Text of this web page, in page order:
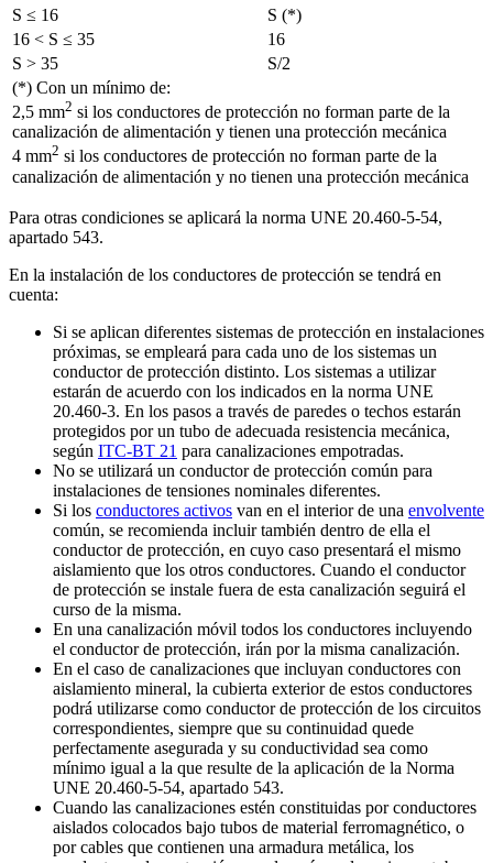
S ≤ 16
S (*)
16 < S ≤ 35
16
S > 35
S/2
(*) Con un mínimo de:
2,5 mm2 si los conductores de protección no forman parte de la
canalización de alimentación y tienen una protección mecánica
4 mm2 si los conductores de protección no forman parte de la
canalización de alimentación y no tienen una protección mecánica
Para otras condiciones se aplicará la norma UNE 20.460-5-54,
apartado 543.
En la instalación de los conductores de protección se tendrá en
cuenta:
Si se aplican diferentes sistemas de protección en instalaciones
próximas, se empleará para cada uno de los sistemas un
conductor de protección distinto. Los sistemas a utilizar
estarán de acuerdo con los indicados en la norma UNE
20.460-3. En los pasos a través de paredes o techos estarán
protegidos por un tubo de adecuada resistencia mecánica,
según ITC-BT 21 para canalizaciones empotradas.
No se utilizará un conductor de protección común para
instalaciones de tensiones nominales diferentes.
Si los conductores activos van en el interior de una envolvente
común, se recomienda incluir también dentro de ella el
conductor de protección, en cuyo caso presentará el mismo
aislamiento que los otros conductores. Cuando el conductor
de protección se instale fuera de esta canalización seguirá el
curso de la misma.
En una canalización móvil todos los conductores incluyendo
el conductor de protección, irán por la misma canalización.
En el caso de canalizaciones que incluyan conductores con
aislamiento mineral, la cubierta exterior de estos conductores
podrá utilizarse como conductor de protección de los circuitos
correspondientes, siempre que su continuidad quede
perfectamente asegurada y su conductividad sea como
mínimo igual a la que resulte de la aplicación de la Norma
UNE 20.460-5-54, apartado 543.
Cuando las canalizaciones estén constituidas por conductores
aislados colocados bajo tubos de material ferromagnético, o
por cables que contienen una armadura metálica, los